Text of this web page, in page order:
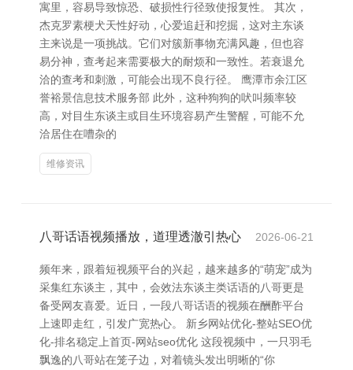
寓里，容易导致惊恐、破损性行径致使报复性。 其次，
杰克罗素梗犬天性好动，心爱追赶和挖掘，这对主东谈
主来说是一项挑战。它们对簇新事物充满风趣，但也容
易分神，查考起来需要极大的耐烦和一致性。若衰退允
洽的查考和刺激，可能会出现不良行径。 鹰潭市余江区
誉裕景信息技术服务部 此外，这种狗狗的吠叫频率较
高，对目生东谈主或目生环境容易产生警醒，可能不允
洽居住在嘈杂的
维修资讯
八哥话语视频播放，道理透澈引热心 2026-06-21
频年来，跟着短视频平台的兴起，越来越多的“萌宠”成为
采集红东谈主，其中，会效法东谈主类话语的八哥更是
备受网友喜爱。近日，一段八哥话语的视频在酬酢平台
上速即走红，引发广宽热心。 新乡网站优化-整站SEO优
化-排名稳定上首页-网站seo优化 这段视频中，一只羽毛
飘逸的八哥站在笼子边，对着镜头发出明晰的“你